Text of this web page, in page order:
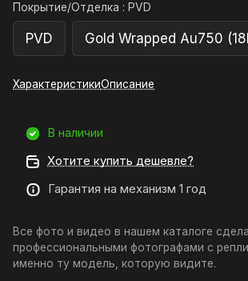
Покрытие/Отделка : PVD
PVD Gold Wrapped Au750
ХарактеристикиОписание
В наличии
Хотите купить дешевле?
Гарантия на механизм 1 год
Все фото и видео в нашем каталоге
профессиональными фотографами с
именно ту модель, которую видите.